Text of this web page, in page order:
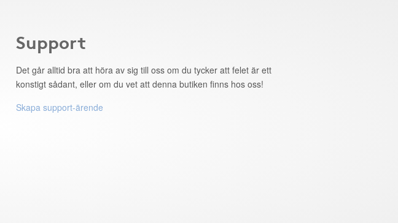
Support
Det går alltid bra att höra av sig till oss om du tycker att felet är ett
konstigt sådant, eller om du vet att denna butiken finns hos oss!
Skapa support-ärende